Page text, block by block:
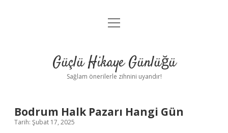
Anasayfa
Yasal Uyarı
menüyü
Güçlü Hikaye Günlüğü
Sağlam önerilerle zihnini uyandır!
Bodrum Halk Pazarı Hangi Gün
Tarih: Şubat 17, 2025